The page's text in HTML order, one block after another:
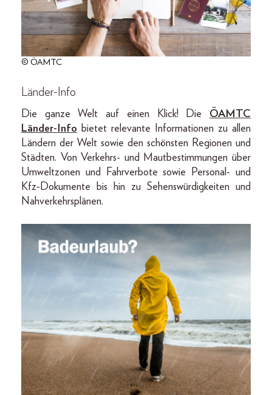
© ÖAMTC
Länder-Info
Die ganze Welt auf einen Klick! Die ÖAMTC
Länder-Info bietet relevante Informationen zu allen
Ländern der Welt sowie den schönsten Regionen und
Städten. Von Verkehrs- und Mautbestimmungen über
Umweltzonen und Fahrverbote sowie Personal- und
Kfz-Dokumente bis hin zu Sehenswürdigkeiten und
Nahverkehrsplänen.